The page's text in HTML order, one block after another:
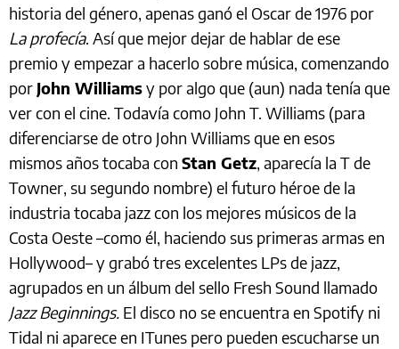
historia del género, apenas ganó el Oscar de 1976 por
La profecía. Así que mejor dejar de hablar de ese
premio y empezar a hacerlo sobre música, comenzando
por John Williamsy por algo que (aun) nada tenía que
ver con el cine. Todavía como John T. Williams (para
diferenciarse de otro John Williams que en esos
mismos años tocaba con Stan Getz, aparecía la T de
Towner, su segundo nombre) el futuro héroe de la
industria tocaba jazz con los mejores músicos de la
Costa Oeste –como él, haciendo sus primeras armas en
Hollywood– y grabó tres excelentes LPs de jazz,
agrupados en un álbum del sello Fresh Sound llamado
Jazz Beginnings. El disco no se encuentra en Spotify ni
Tidal ni aparece en ITunes pero pueden escucharse un